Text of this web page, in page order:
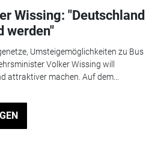
Wissing: "Deutschland
werden"
Umsteigemöglichkeiten zu Bus
Volker Wissing will
attraktiver machen. Auf dem...